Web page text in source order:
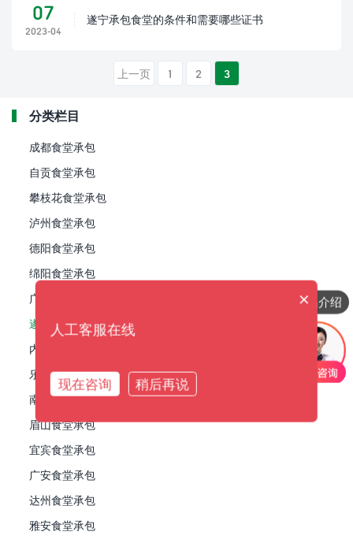
07
2023-04
遂宁承包食堂的条件和需要哪些证书
上一页 1 2 3
分类栏目
成都食堂承包
自贡食堂承包
攀枝花食堂承包
泸州食堂承包
德阳食堂承包
绵阳食堂承包
广元食堂承包
遂宁食堂承包
内江食堂承包
乐山食堂承包
南充食堂承包
眉山食堂承包
宜宾食堂承包
广安食堂承包
达州食堂承包
雅安食堂承包
产品介绍
×
人工客服在线
现在咨询 稍后再说